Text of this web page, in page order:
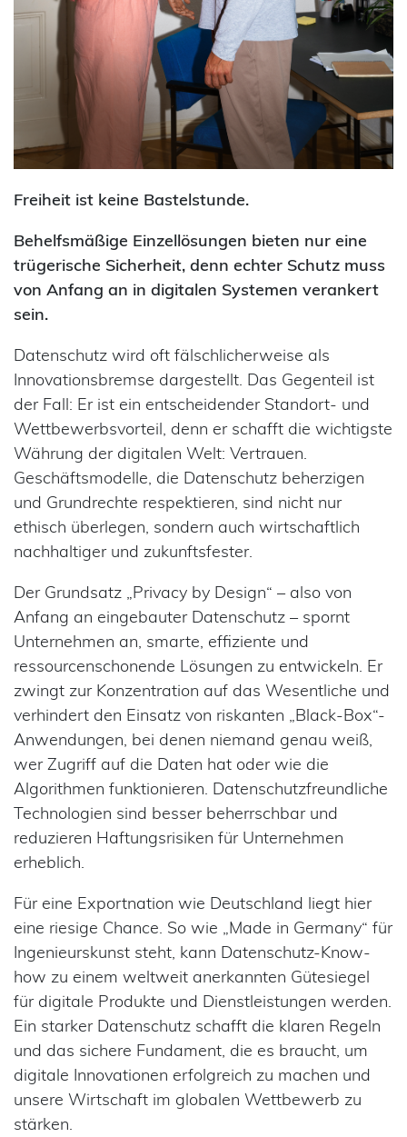
Freiheit ist keine Bastelstunde.
Behelfsmäßige Einzellösungen bieten nur eine
trügerische Sicherheit, denn echter Schutz muss
von Anfang an in digitalen Systemen verankert
sein.
Datenschutz wird oft fälschlicherweise als
Innovationsbremse dargestellt. Das Gegenteil ist
der Fall: Er ist ein entscheidender Standort- und
Wettbewerbsvorteil, denn er schafft die wichtigste
Währung der digitalen Welt: Vertrauen.
Geschäftsmodelle, die Datenschutz beherzigen
und Grundrechte respektieren, sind nicht nur
ethisch überlegen, sondern auch wirtschaftlich
nachhaltiger und zukunftsfester.
Der Grundsatz „Privacy by Design“ – also von
Anfang an eingebauter Datenschutz – spornt
Unternehmen an, smarte, effiziente und
ressourcenschonende Lösungen zu entwickeln. Er
zwingt zur Konzentration auf das Wesentliche und
verhindert den Einsatz von riskanten „Black-Box“-
Anwendungen, bei denen niemand genau weiß,
wer Zugriff auf die Daten hat oder wie die
Algorithmen funktionieren. Datenschutzfreundliche
Technologien sind besser beherrschbar und
reduzieren Haftungsrisiken für Unternehmen
erheblich.
Für eine Exportnation wie Deutschland liegt hier
eine riesige Chance. So wie „Made in Germany“ für
Ingenieurskunst steht, kann Datenschutz-Know-
how zu einem weltweit anerkannten Gütesiegel
für digitale Produkte und Dienstleistungen werden.
Ein starker Datenschutz schafft die klaren Regeln
und das sichere Fundament, die es braucht, um
digitale Innovationen erfolgreich zu machen und
unsere Wirtschaft im globalen Wettbewerb zu
stärken.